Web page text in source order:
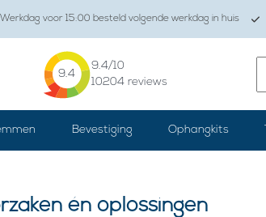
Werkdag voor 15:00 besteld volgende werkdag in huis
9.4
9.4/10
10204reviews
Bevestiging Ophangkits
én oplossingen